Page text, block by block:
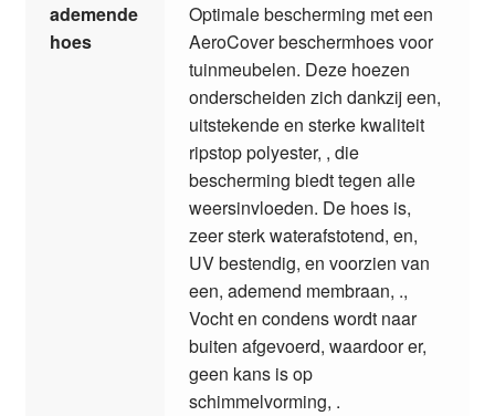
ademende
hoes
Optimale bescherming met een
AeroCover beschermhoes voor
tuinmeubelen. Deze hoezen
onderscheiden zich dankzij een,
uitstekende en sterke kwaliteit
ripstop polyester, , die
bescherming biedt tegen alle
weersinvloeden. De hoes is,
zeer sterk waterafstotend, en,
UV bestendig, en voorzien van
een, ademend membraan, .,
Vocht en condens wordt naar
buiten afgevoerd, waardoor er,
geen kans is op
schimmelvorming, .